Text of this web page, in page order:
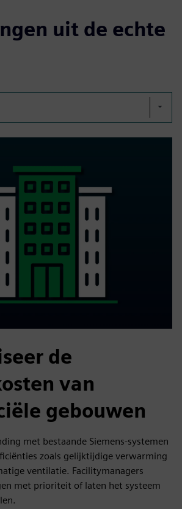
uit de echte
de
van
gebouwen
met bestaande Siemens-systemen
zoals gelijktijdige verwarming
ventilatie. Facilitymanagers
met prioriteit of laten het systeem